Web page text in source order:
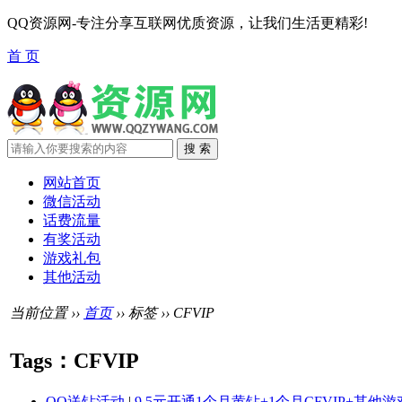
QQ资源网-专注分享互联网优质资源，让我们生活更精彩!
首 页
网站首页
微信活动
话费流量
有奖活动
游戏礼包
其他活动
当前位置 ›› 首页›› 标签 ›› CFVIP
Tags：CFVIP